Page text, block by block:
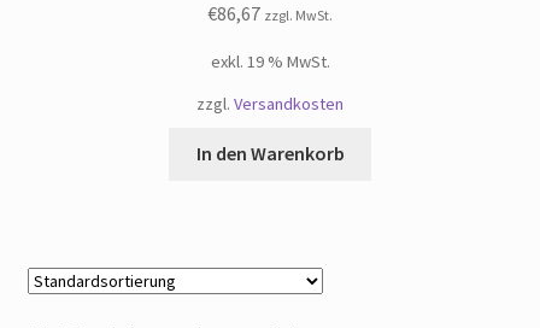
€86,67 zzgl. MwSt.
exkl. 19 % MwSt.
zzgl. Versandkosten
In den Warenkorb